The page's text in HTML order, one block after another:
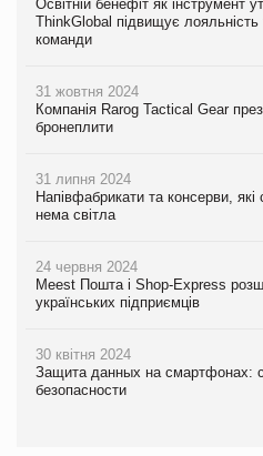
Освітній бенефіт як інструмент
ThinkGlobal підвищує лояльність
команди
31 жовтня 2024
Компанія Rarog Tactical Gear
бронеплити
31 липня 2024
Напівфабрикати та консерви, які
нема світла
24 червня 2024
Meest Пошта і Shop-Express
українських підприємців
30 квітня 2024
Защита данных на смартфонах:
безопасности